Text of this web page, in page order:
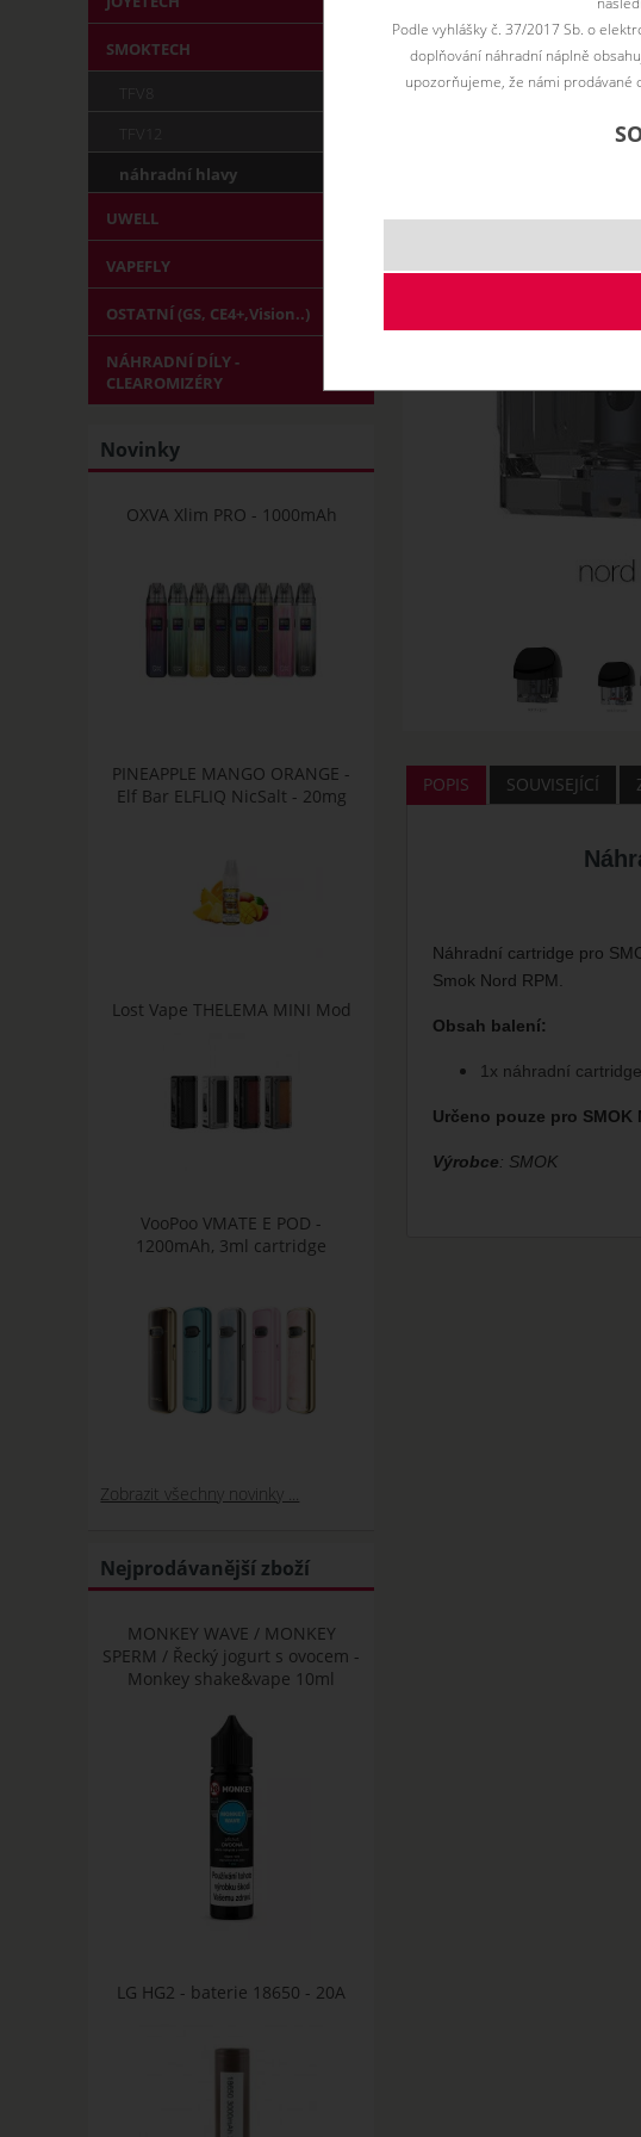
POPIS SOUVISEJÍCÍ
Náhradní cartridge pro
Smok Nord RPM.
Obsah balení:
1x náhradní
Určeno pouze pro SMOK
Výrobce: SMOK
SMOKTECH
TFV8
TFV12
náhradní hlavy
UWELL
VAPEFLY
OSTATNÍ (GS, CE4+,Vision..)
NÁHRADNÍ DÍLY -
CLEAROMIZÉRY
Novinky
OXVA Xlim PRO - 1000mAh
PINEAPPLE MANGO ORANGE -
Elf Bar ELFLIQ NicSalt - 20mg
Lost Vape THELEMA MINI Mod
VooPoo VMATE E POD -
1200mAh, 3ml cartridge
Zobrazit všechny novinky ...
Nejprodávanější zboží
MONKEY WAVE / MONKEY
SPERM / Řecký jogurt s ovocem -
Monkey shake&vape 10ml
LG HG2 - baterie 18650 - 20A
Podle vyhlášky č. 37/2017 Sb. o
doplňování náhradní náplně
upozorňujeme, že námi